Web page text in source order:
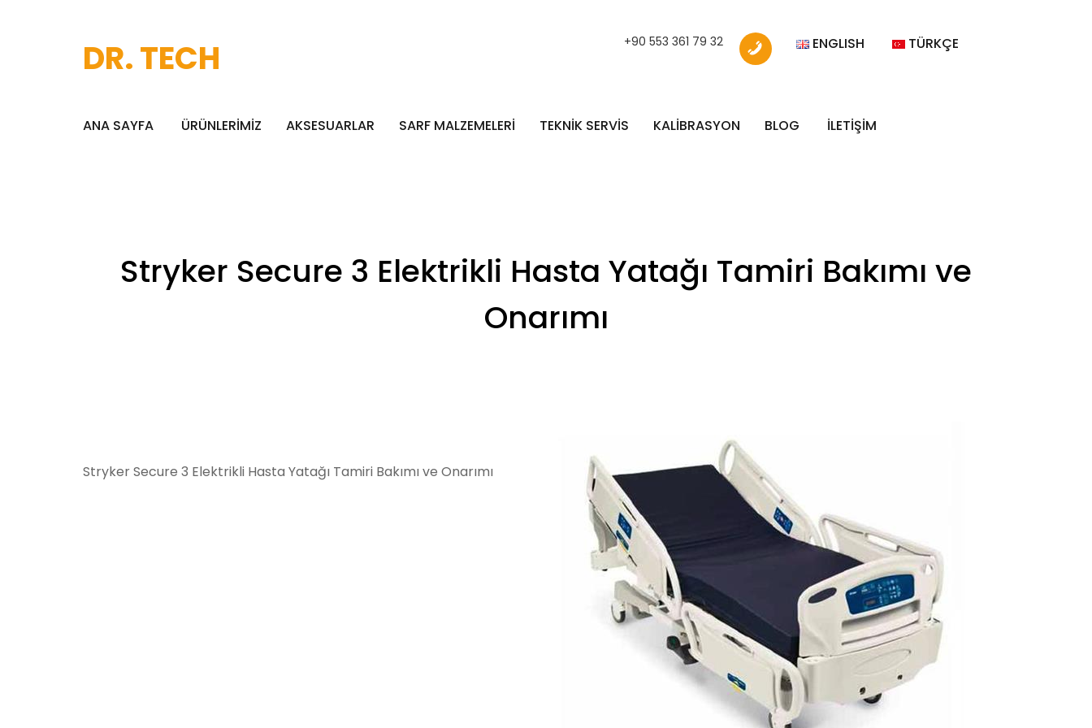
DR. TECH +90 553 361 79 32 ENGLISH TÜRKÇE
ANA SAYFA ÜRÜNLERİMİZ AKSESUARLAR SARF MALZEMELERİ TEKNİK SERVİS KALİBRASYON BLOG İLETİŞİM
Stryker Secure 3 Elektrikli Hasta Yatağı Tamiri Bakımı ve
Onarımı
Stryker Secure 3 Elektrikli Hasta Yatağı Tamiri Bakımı ve Onarımı